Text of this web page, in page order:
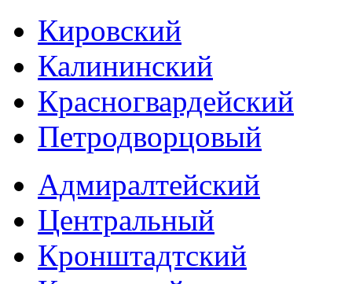
Кировский
Калининский
Красногвардейский
Петродворцовый
Адмиралтейский
Центральный
Кронштадтский